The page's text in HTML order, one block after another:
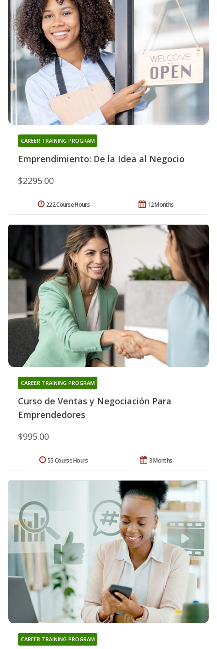
Emprendimiento: De la Idea al Negocio
CAREER TRAINING PROGRAM
$2295.00
12 Months
222 Course Hours
Curso de Ventas y Negociación Para
Emprendedores
CAREER TRAINING PROGRAM
$995.00
3 Months
55 Course Hours
CAREER TRAINING PROGRAM